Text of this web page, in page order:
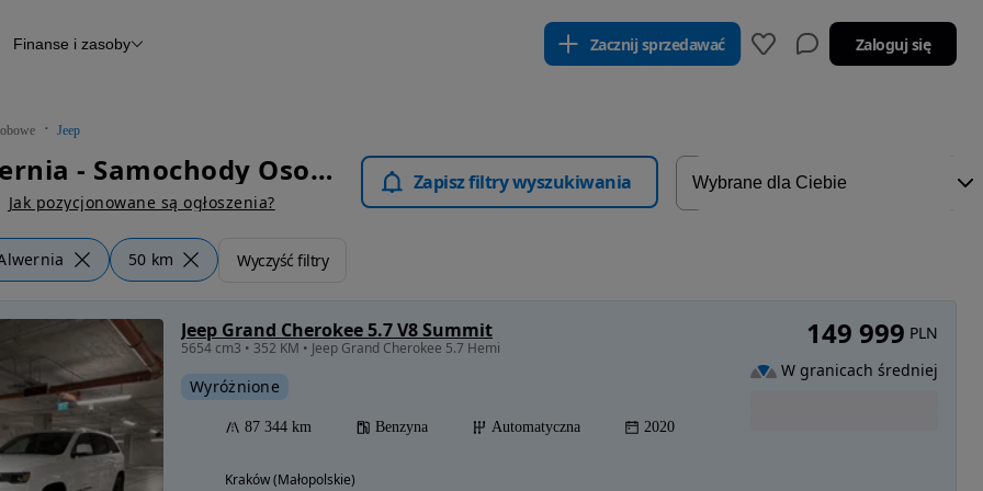
Raport z inspekcji
Otomoto News
Finanse i zasoby Zacznij sprzedawać Zaloguj się
Jeep
Jeep Alwernia - Samochody Osobowe
Jak pozycjonowane są ogłoszenia?
Zapisz filtry wyszukiwania
50 km Wyczyść filtry
Jeep Grand Cherokee 5.7 V8 Summit
5654 cm3 • 352 KM • Jeep Grand Cherokee 5.7 Hemi
Wyróżnione
87 344 km Benzyna Automatyczna 2020
Kraków (Małopolskie)
149 999 PLN
W granicach średniej